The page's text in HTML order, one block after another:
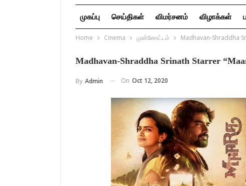
முகப்பு செய்திகள் விமர்சனம் விழாக்கள்
Home Cinema முன்னோட்டம் Madhavan-Shraddha
Madhavan-Shraddha Srinath Starrer
By Admin On Oct 12, 2020